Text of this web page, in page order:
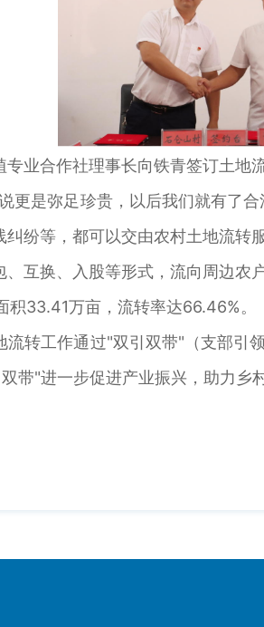
业合作社理事长向铁青签订土地
更是弥足珍贵，以后我们就有了
纷等，都可以交由农村土地流转
互换、入股等形式，流向周边
33.41万亩，流转率达66.46%。
转工作通过"双引双带"（支部引
带"进一步促进产业振兴，助力乡村